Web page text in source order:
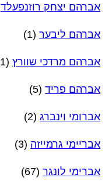
אברהם יצחק רוזנפעלד
אברהם ליבער (1)
אברהם מרדכי שוורץ (1)
אברהם פריד (5)
אברומי וינברג (2)
אבריימי גרמייזה (3)
אברימי לונגר (67)